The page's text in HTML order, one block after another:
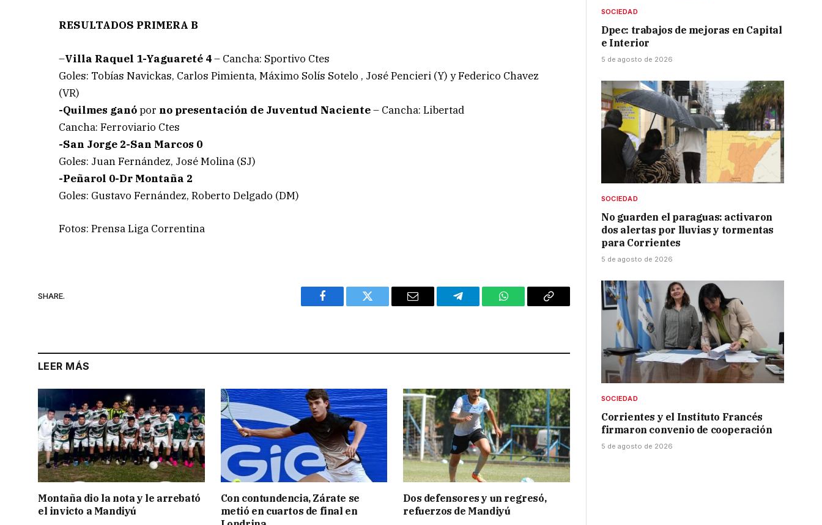
RESULTADOS PRIMERA B
–Villa Raquel 1-Yaguareté 4– Cancha: Sportivo Ctes
Goles: Tobías Navickas, Carlos Pimienta, Máximo Solís Sotelo , José Pencieri (Y) y Federico Chavez
(VR)
-Quilmes ganópor no presentación de Juventud Naciente– Cancha: Libertad
Cancha: Ferroviario Ctes
-San Jorge 2-San Marcos 0
Goles: Juan Fernández, José Molina (SJ)
-Peñarol 0-Dr Montaña 2
Goles: Gustavo Fernández, Roberto Delgado (DM)
Fotos: Prensa Liga Correntina
SHARE.
Facebook Twitter Email Telegram WhatsAppCopy
LEER MÁS
Montaña dio la nota y le arrebató
el invicto a Mandiyú
Con contundencia, Zárate se
metió en cuartos de final en
Dos defensores y un regresó,
refuerzos de Mandiyú
SOCIEDAD
Dpec: trabajos de mejoras en Capital
e Interior
5 de agosto de 2026
SOCIEDAD
No guarden el paraguas: activaron
dos alertas por lluvias y tormentas
para Corrientes
5 de agosto de 2026
SOCIEDAD
Corrientes y el Instituto Francés
firmaron convenio de cooperación
5 de agosto de 2026